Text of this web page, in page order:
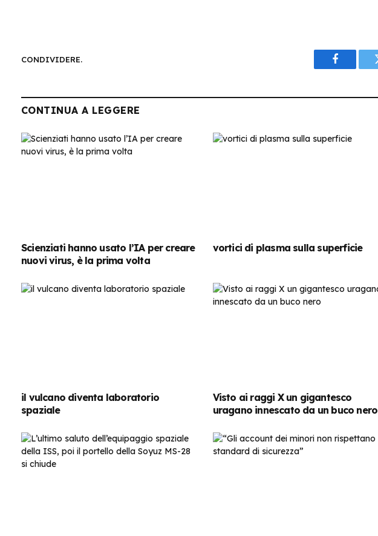
CONDIVIDERE.
Facebook
CONTINUA A LEGGERE
Scienziati hanno usato l’IA per creare
nuovi virus, è la prima volta
vortici di plasma sulla superficie
il vulcano diventa laboratorio
spaziale
Visto ai raggi X un gigantesco
uragano innescato da un buco nero